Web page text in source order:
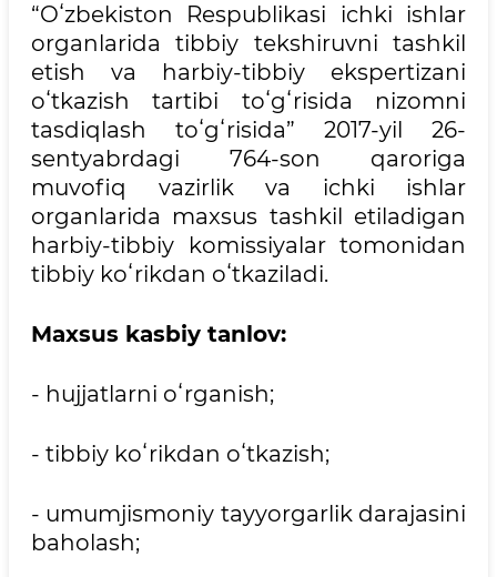
“Oʻzbekiston Respublikasi ichki ishlar
organlarida tibbiy tekshiruvni tashkil
etish va harbiy-tibbiy ekspertizani
oʻtkazish tartibi toʻgʻrisida nizomni
tasdiqlash toʻgʻrisida” 2017-yil 26-
sentyabrdagi 764-son qaroriga
muvofiq vazirlik va ichki ishlar
organlarida maxsus tashkil etiladigan
harbiy-tibbiy komissiyalar tomonidan
tibbiy koʻrikdan oʻtkaziladi.
Maxsus kasbiy tanlov:
- hujjatlarni oʻrganish;
- tibbiy koʻrikdan oʻtkazish;
- umumjismoniy tayyorgarlik darajasini
baholash;